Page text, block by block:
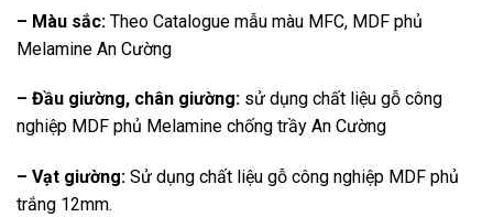
– Màu sắc: Theo Catalogue mẫu màu MFC, MDF phủ
Melamine An Cường
– Đầu giường, chân giường: sử dụng chất liệu gỗ công
nghiệp MDF phủ Melamine chống trầy An Cường
– Vạt giường: Sử dụng chất liệu gỗ công nghiệp MDF phủ
trắng 12mm.